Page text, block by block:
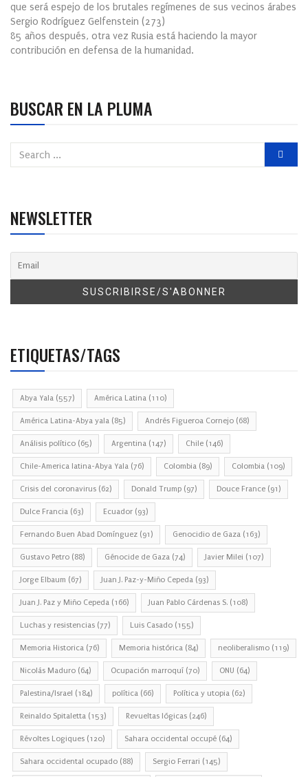
que será espejo de los brutales regímenes de sus vecinos árabes
Sergio Rodríguez Gelfenstein (273)
85 años después, otra vez Rusia está haciendo la mayor
contribución en defensa de la humanidad.
BUSCAR EN LA PLUMA
NEWSLETTER
ETIQUETAS/TAGS
Abya Yala (557) América Latina (110)
América Latina-Abya yala (85) Andrés Figueroa Cornejo (68)
Análisis político (65) Argentina (147) Chile (146)
Chile-America latina-Abya Yala (76) Colombia (89) Colombia (109)
Crisis del coronavirus (62) Donald Trump (97) Douce France (91)
Dulce Francia (63) Ecuador (93)
Fernando Buen Abad Domínguez (91) Genocidio de Gaza (163)
Gustavo Petro (88) Génocide de Gaza (74) Javier Milei (107)
Jorge Elbaum (67) Juan J. Paz-y-Miño Cepeda (93)
Juan J. Paz y Miño Cepeda (166) Juan Pablo Cárdenas S. (108)
Luchas y resistencias (77) Luis Casado (155)
Memoria Historica (76) Memoria histórica (84) neoliberalismo (119)
Nicolás Maduro (64) Ocupación marroquí (70) ONU (64)
Palestina/Israel (184) política (66) Política y utopia (62)
Reinaldo Spitaletta (153) Revueltas lógicas (246)
Révoltes Logiques (120) Sahara occidental occupé (64)
Sahara occidental ocupado (88) Sergio Ferrari (145)